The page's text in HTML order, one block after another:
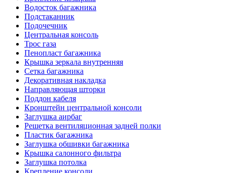
Водосток багажника
Подстаканник
Подочечник
Центральная консоль
Трос газа
Пенопласт багажника
Крышка зеркала внутренняя
Сетка багажника
Декоративная накладка
Направляющая шторки
Поддон кабеля
Кронштейн центральной консоли
Заглушка аирбаг
Решетка вентиляционная задней полки
Пластик багажника
Заглушка обшивки багажника
Крышка салонного фильтра
Заглушка потолка
Крепление консоли